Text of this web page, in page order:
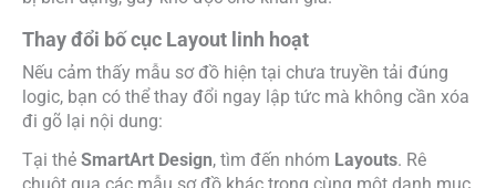
Thay đổi bố cục Layout linh hoạt
Nếu cảm thấy mẫu sơ đồ hiện tại chưa truyền tải đúng
logic, bạn có thể thay đổi ngay lập tức mà không cần xóa
đi gõ lại nội dung:
Tại thẻ SmartArt Design, tìm đến nhóm Layouts. Rê